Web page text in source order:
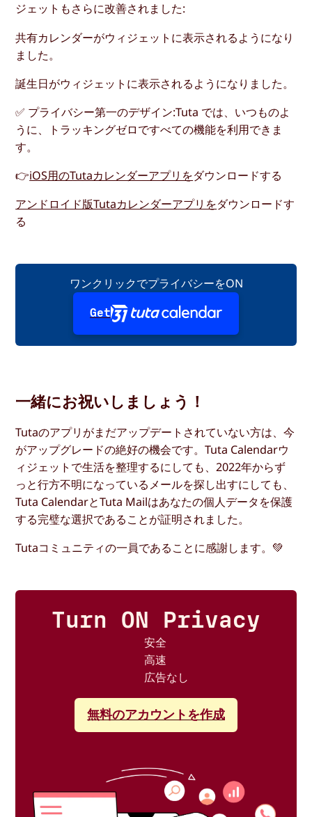
ジェットもさらに改善されました:
共有カレンダーがウィジェットに表示されるようになり
ました。
誕生日がウィジェットに表示されるようになりました。
✅ プライバシー第一のデザイン:Tuta では、いつものよ
うに、トラッキングゼロですべての機能を利用できま
す。
👉iOS用のTutaカレンダーアプリをダウンロードする
アンドロイド版Tutaカレンダーアプリをダウンロードす
る
ワンクリックでプライバシーをON
Get
一緒にお祝いしましょう！
Tutaのアプリがまだアップデートされていない方は、今
がアップグレードの絶好の機会です。Tuta Calendarウ
ィジェットで生活を整理するにしても、2022年からず
っと行方不明になっているメールを探し出すにしても、
Tuta CalendarとTuta Mailはあなたの個人データを保護
する完璧な選択であることが証明されました。
Tutaコミュニティの一員であることに感謝します。💚
Turn ON Privacy
安全
高速
広告なし
無料のアカウントを作成